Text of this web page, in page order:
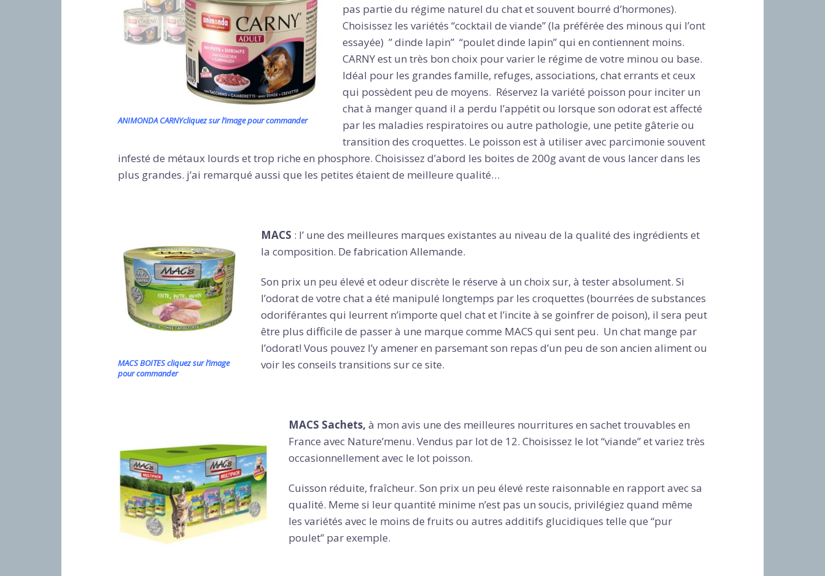
ANIMONDA CARNYcliquez sur l’image pour commander
pas partie du régime naturel du chat et souvent bourré d’hormones).
Choisissez les variétés “cocktail de viande” (la préférée des minous qui l’ont
essayée) ” dinde lapin” “poulet dinde lapin” qui en contiennent moins.
CARNY est un très bon choix pour varier le régime de votre minou ou base.
Idéal pour les grandes famille, refuges, associations, chat errants et ceux
qui possèdent peu de moyens. Réservez la variété poisson pour inciter un
chat à manger quand il a perdu l’appétit ou lorsque son odorat est affecté
par les maladies respiratoires ou autre pathologie, une petite gâterie ou
transition des croquettes. Le poisson est à utiliser avec parcimonie souvent
infesté de métaux lourds et trop riche en phosphore. Choisissez d’abord les boites de 200g avant de vous lancer dans les
plus grandes. j’ai remarqué aussi que les petites étaient de meilleure qualité…
MACS BOITES cliquez sur l’image
pour commander
MACS : l’ une des meilleures marques existantes au niveau de la qualité des ingrédients et
la composition. De fabrication Allemande.
Son prix un peu élevé et odeur discrète le réserve à un choix sur, à tester absolument. Si
l’odorat de votre chat a été manipulé longtemps par les croquettes (bourrées de substances
odoriférantes qui leurrent n’importe quel chat et l’incite à se goinfrer de poison), il sera peut
être plus difficile de passer à une marque comme MACS qui sent peu. Un chat mange par
l’odorat! Vous pouvez l’y amener en parsemant son repas d’un peu de son ancien aliment ou
voir les conseils transitions sur ce site.
MACS Sachets, à mon avis une des meilleures nourritures en sachet trouvables en
France avec Nature’menu. Vendus par lot de 12. Choisissez le lot “viande” et variez très
occasionnellement avec le lot poisson.
Cuisson réduite, fraîcheur. Son prix un peu élevé reste raisonnable en rapport avec sa
qualité. Meme si leur quantité minime n’est pas un soucis, privilégiez quand même
les variétés avec le moins de fruits ou autres additifs glucidiques telle que “pur
poulet” par exemple.